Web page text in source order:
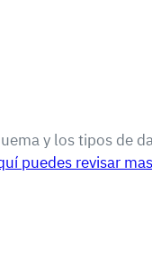
y los tipos de
puedes revisar